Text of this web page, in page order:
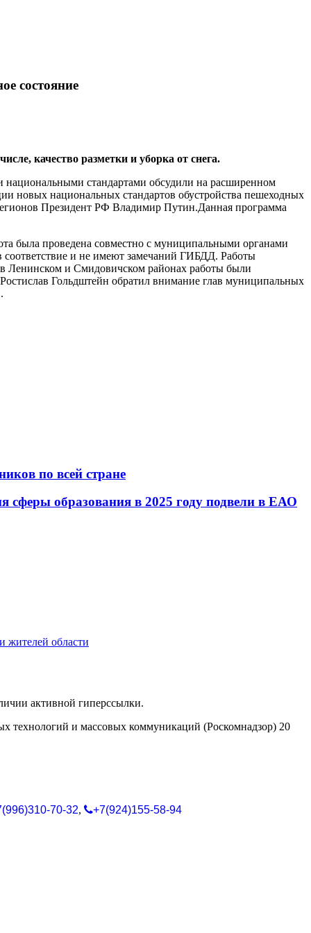
состояние
качество разметки и уборка от снега.
стандартами обсудили на расширенном
новых национальных стандартов обустройства пешеходных
Президент РФ Владимир Путин.Данная программа
была проведена совместно с муниципальными органами
соответствие и не имеют замечаний ГИБДД. Работы
Ленинском и Смидовичском районах работы были
Гольдштейн обратил внимание глав муниципальных
по всей стране
образования в 2025 году подвели в ЕАО
жителей области
активной гиперссылки.
технологий и массовых коммуникаций (Роскомнадзор) 20
70-32, +7(924)155-58-94